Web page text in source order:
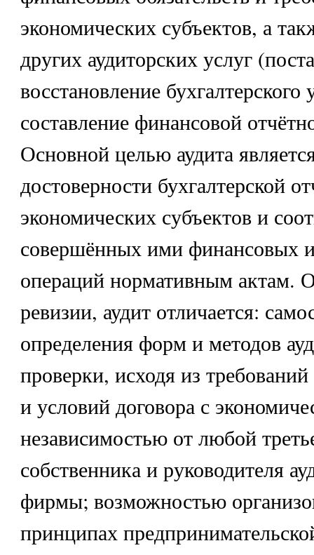
экономических субъектов, а
других аудиторских услуг
восстановление бухгалтерского
составление финансовой
Основной целью аудита
достоверности бухгалтерской
экономических субъектов и
совершённых ими финансовых
операций нормативным актам.
ревизии, аудит отличается:
определения форм и методов
проверки, исходя из требований
и условий договора с
независимостью от любой
собственника и руководителя
фирмы; возможностью
принципах